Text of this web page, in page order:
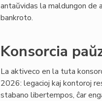
antaŭvidas la maldungon de
bankroto.
Konsorcia
La aktiveco en la tuta
2026: legacioj kaj kontoroj
stabano libertempos, ĉar